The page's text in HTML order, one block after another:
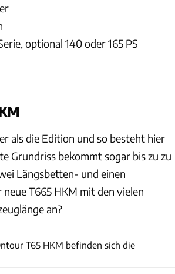
optional 140 oder 165 PS
als die Edition und so besteht hier
Grundriss bekommt sogar bis zu zu
Längsbetten- und einen
T665 HKM mit den vielen
an?
T65 HKM befinden sich die